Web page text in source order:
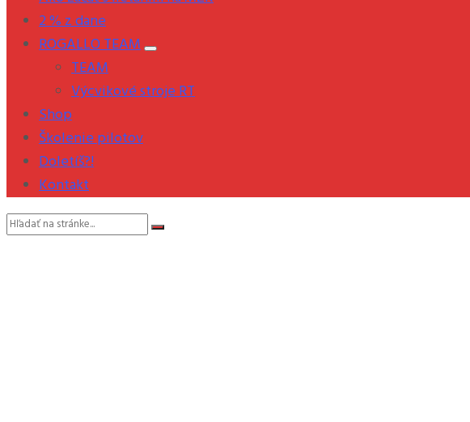
2 % z dane
ROGALLO TEAM
TEAM
Výcvikové stroje RT
Shop
Školenie pilotov
Doletíš?!
Kontakt
Vyhľadávanie: